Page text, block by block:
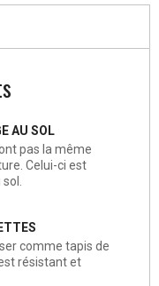
AU SOL
pas la même
Celui-ci est
comme tapis de
résistant et